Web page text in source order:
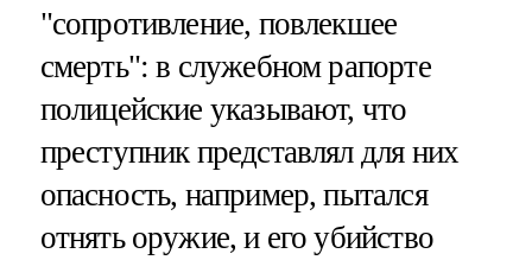
"сопротивление, повлекшее
смерть": в служебном рапорте
полицейские указывают, что
преступник представлял для них
опасность, например, пытался
отнять оружие, и его убийство